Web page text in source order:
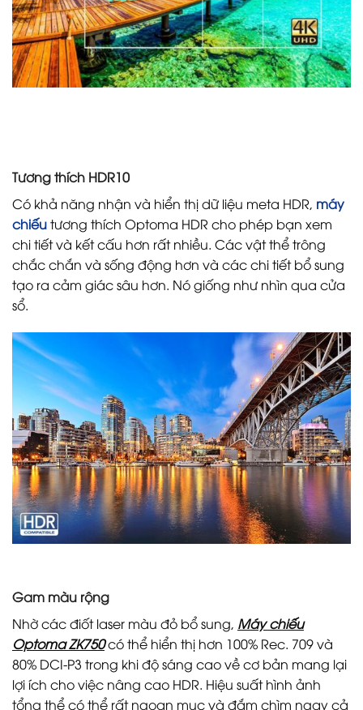
Tương thích HDR10
Có khả năng nhận và hiển thị dữ liệu meta HDR, máy
chiếutương thích Optoma HDR cho phép bạn xem
chi tiết và kết cấu hơn rất nhiều. Các vật thể trông
chắc chắn và sống động hơn và các chi tiết bổ sung
tạo ra cảm giác sâu hơn. Nó giống như nhìn qua cửa
sổ.
Gam màu rộng
Nhờ các điốt laser màu đỏ bổ sung, Máy chiếu
Optoma ZK750có thể hiển thị hơn 100% Rec. 709 và
80% DCI-P3 trong khi độ sáng cao về cơ bản mang lại
lợi ích cho việc nâng cao HDR. Hiệu suất hình ảnh
tổng thể có thể rất ngoạn mục và đắm chìm ngay cả